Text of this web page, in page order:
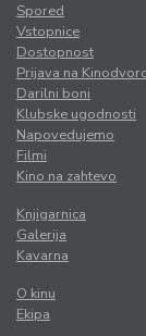
Spored
Vstopnice
Dostopnost
Prijava na
Darilni boni
Klubske ugodnosti
Napovedujemo
Filmi
Kino na zahtevo
Knjigarnica
Galerija
Kavarna
O kinu
Ekipa